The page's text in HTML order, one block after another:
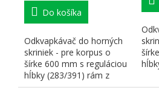
Do košíka
Odkvapkávač do horných
skriniek - pre korpus o
šírke 600 mm s reguláciou
hĺbky (283/391) rám z
hliníka, drôt chróm...